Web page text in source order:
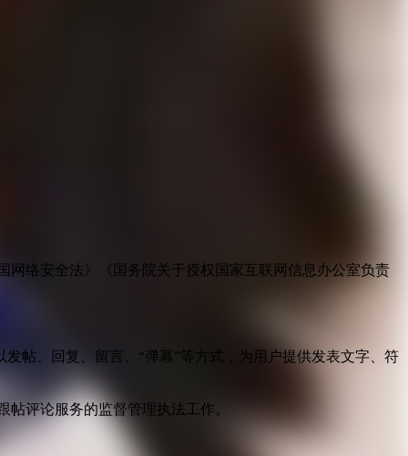
络安全法》《国务院关于授权国家互联网信息办公室负责
帖、回复、留言、“弹幕”等方式，为用户提供发表文字、符
评论服务的监督管理执法工作。